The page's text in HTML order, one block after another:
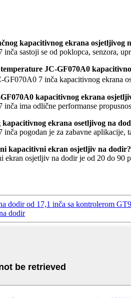
kapacitivnog ekrana osjetljivog
sastoji se od poklopca, senzora,
JC-GF070A0
GF070A0 7 inča kapacitivnog
kapacitivnog ekrana
ima odlične performanse
ekrana osetljivog na
pogodan je za zabavne aplikacije,
kapacitivni ekran osjetljiv na dodir?
osjetljiv na dodir je od 20 do 90
dodir od 17,1 inča sa kontrolerom
dodir